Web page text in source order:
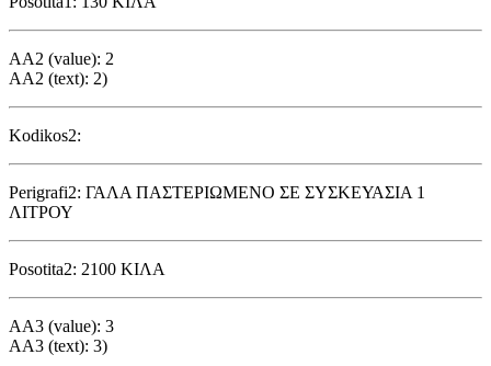
AA2 (value): 2
AA2 (text): 2)
Kodikos2:
Perigrafi2: ΓΑΛΑ ΠΑΣΤΕΡΙΩΜΕΝΟ ΣΕ ΣΥΣΚΕΥΑΣΙΑ 1
ΛΙΤΡΟΥ
Posotita2: 2100 ΚΙΛΑ
AA3 (value): 3
AA3 (text): 3)